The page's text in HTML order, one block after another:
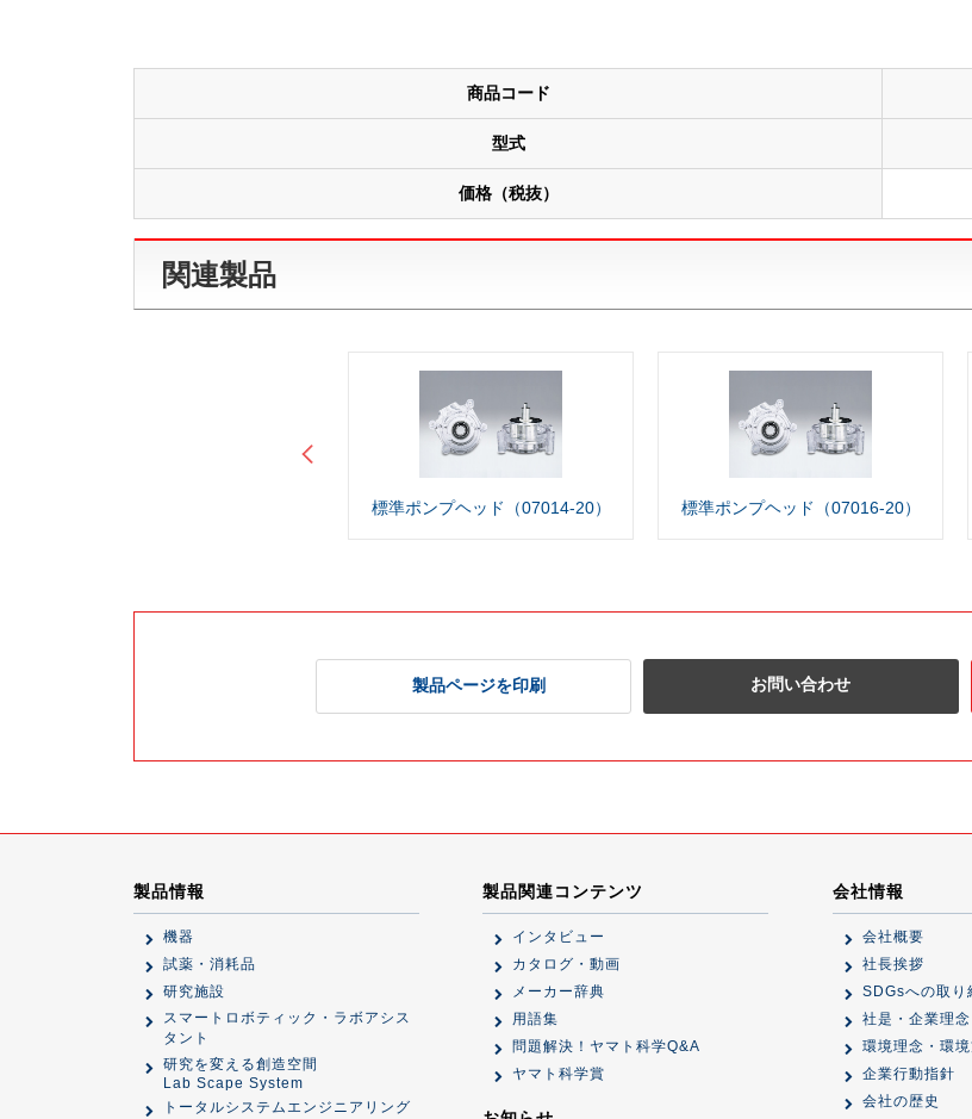
商品コード
型式
価格（税抜）
関連製品
標準ポンプヘッド（07014-20） 標準ポンプヘッド（07016-20）
製品ページを印刷 お問い合わせ
製品情報
機器
試薬・消耗品
研究施設
スマートロボティック・ラボアシス
タント
研究を変える創造空間
Lab Scape System
トータルシステムエンジニアリング
製品関連コンテンツ
インタビュー
カタログ・動画
メーカー辞典
用語集
問題解決！ヤマト科学Q&A
ヤマト科学賞
会社情報
会社概要
社長挨拶
SDGsへの取り
社是・企業理念
環境理念・環
企業行動指針
会社の歴史